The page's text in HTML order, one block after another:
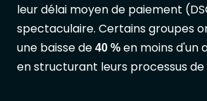
leur délai moyen de paiement
spectaculaire. Certains groupes
une baisse de 40 % en moins d'un
en structurant leurs processus de